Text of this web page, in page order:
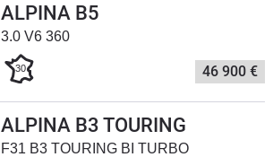
ALPINA B5
3.0 V6 360
30 46 900 €
ALPINA B3 TOURING
F31 B3 TOURING BI TURBO